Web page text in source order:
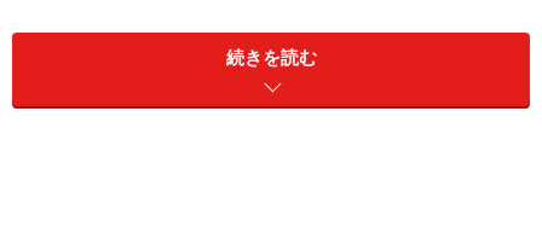
PLCなら問題はない。
あるユーザの話だが、「無線LANルータが鉄筋の壁に囲
続きを読む